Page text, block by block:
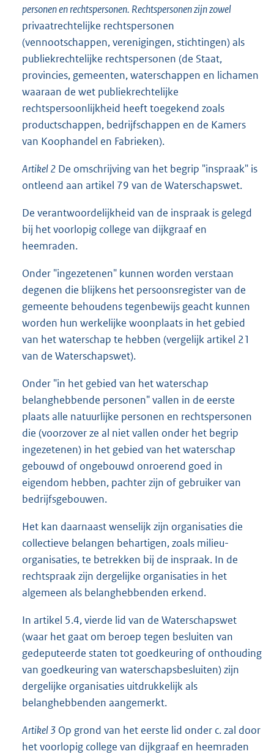
personen en rechtspersonen. Rechtspersonen zijn zowel
privaatrechtelijke rechtspersonen
(vennootschappen, verenigingen, stichtingen) als
publiekrechtelijke rechtspersonen (de Staat,
provincies, gemeenten, waterschappen en lichamen
waaraan de wet publiekrechtelijke
rechtspersoonlijkheid heeft toegekend zoals
productschappen, bedrijfschappen en de Kamers
van Koophandel en Fabrieken).
Artikel 2 De omschrijving van het begrip "inspraak" is
ontleend aan artikel 79 van de Waterschapswet.
De verantwoordelijkheid van de inspraak is gelegd
bij het voorlopig college van dijkgraaf en
heemraden.
Onder "ingezetenen" kunnen worden verstaan
degenen die blijkens het persoonsregister van de
gemeente behoudens tegenbewijs geacht kunnen
worden hun werkelijke woonplaats in het gebied
van het waterschap te hebben (vergelijk artikel 21
van de Waterschapswet).
Onder "in het gebied van het waterschap
belanghebbende personen" vallen in de eerste
plaats alle natuurlijke personen en rechtspersonen
die (voorzover ze al niet vallen onder het begrip
ingezetenen) in het gebied van het waterschap
gebouwd of ongebouwd onroerend goed in
eigendom hebben, pachter zijn of gebruiker van
bedrijfsgebouwen.
Het kan daarnaast wenselijk zijn organisaties die
collectieve belangen behartigen, zoals milieu-
organisaties, te betrekken bij de inspraak. In de
rechtspraak zijn dergelijke organisaties in het
algemeen als belanghebbenden erkend.
In artikel 5.4, vierde lid van de Waterschapswet
(waar het gaat om beroep tegen besluiten van
gedeputeerde staten tot goedkeuring of onthouding
van goedkeuring van waterschapsbesluiten) zijn
dergelijke organisaties uitdrukkelijk als
belanghebbenden aangemerkt.
Artikel 3 Op grond van het eerste lid onder c. zal door
het voorlopig college van dijkgraaf en heemraden